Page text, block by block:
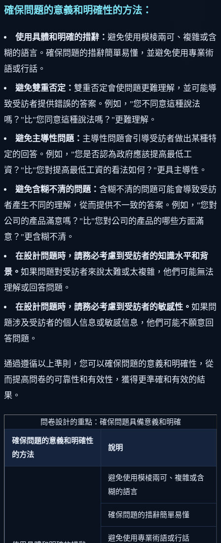
確保問題的意義和明確性的方法：
使用具體和明確的措辭： 避免使用模棱兩可、複雜或含
糊的語言。確保問題的措辭簡單易懂，並避免使用專業術
語或行話。
避免雙重否定： 雙重否定會使問題更難理解，並可能導
致受訪者提供錯誤的答案。例如，"您不同意這種說法
嗎？"比"您同意這種說法嗎？"更難理解。
避免主導性問題： 主導性問題會引導受訪者做出某種特
定的回答。例如，"您是否認為政府應該提高最低工
資？"比"您對提高最低工資的看法如何？"更具主導性。
避免含糊不清的問題： 含糊不清的問題可能會導致受訪
者產生不同的理解，從而提供不一致的答案。例如，"您對
公司的產品滿意嗎？"比"您對公司的產品的哪些方面滿
意？"更含糊不清。
在設計問題時，請務必考慮到受訪者的知識水平和背
景。 如果問題對受訪者來說太難或太複雜，他們可能無法
理解或回答問題。
在設計問題時，請務必考慮到受訪者的敏感性。 如果問
題涉及受訪者的個人信息或敏感信息，他們可能不願意回
答問題。
通過遵循以上準則，您可以確保問題的意義和明確性，從
而提高問卷的可靠性和有效性，獲得更準確和有效的結
果。
問卷設計的重點：確保問題具備意義和明確
確保問題的意義和明確性
的方法
說明
避免使用模棱兩可、複雜或含
糊的語言
確保問題的措辭簡單易懂
避免使用專業術語或行話